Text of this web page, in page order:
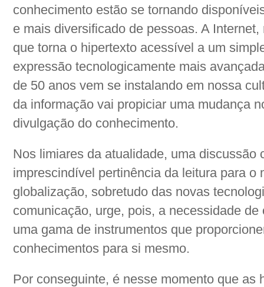
conhecimento estão se tornando
e mais diversificado de pessoas. A
que torna o hipertexto acessível a um
expressão tecnologicamente mais
de 50 anos vem se instalando em nossa
da informação vai propiciar uma mudança
divulgação do conhecimento.
Nos limiares da atualidade, uma discussão
imprescindível pertinência da leitura para o
globalização, sobretudo das novas
comunicação, urge, pois, a necessidade
uma gama de instrumentos que
conhecimentos para si mesmo.
Por conseguinte, é nesse momento que as